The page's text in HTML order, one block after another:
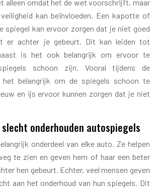
alleen omdat het de wet voorschrijft, maar
kan beïnvloeden. Een kapotte of
spiegel kan ervoor zorgen dat je niet goed
er achter je gebeurt. Dit kan leiden tot
is het ook belangrijk om ervoor te
schoon zijn. Vooral tijdens de
het belangrijk om de spiegels schoon te
en ijs ervoor kunnen zorgen dat je niet
slecht onderhouden autospiegels
onderdeel van elke auto. Ze helpen
te zien en geven hem of haar een beter
hen gebeurt. Echter, veel mensen geven
aan het onderhoud van hun spiegels. Dit